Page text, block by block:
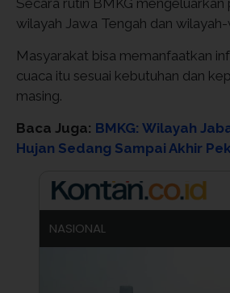
Secara rutin BMKG mengeluarkan
wilayah Jawa Tengah dan wilayah-
Masyarakat bisa memanfaatkan
cuaca itu sesuai kebutuhan dan
masing.
Baca Juga: BMKG: Wilayah
Hujan Sedang Sampai Akhir
NASIONAL